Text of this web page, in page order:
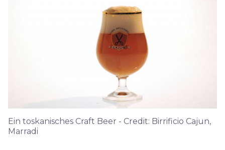
Ein toskanisches Craft Beer - Credit: Birrificio Cajun,
Marradi